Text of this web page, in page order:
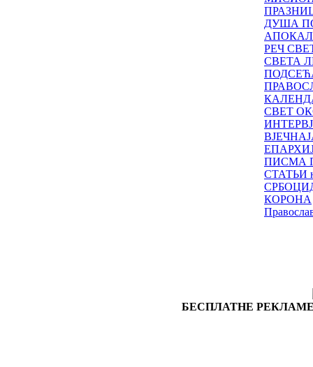
ДУША
РЕЧ
СВЕТА
СВЕТ
ПИСМА
СТАТЬИ
КОРОНА
БЕСПЛАТНЕ